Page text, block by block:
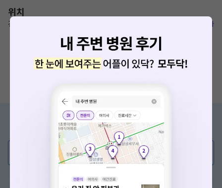
위치
경북 포항시 북구 해동로 303 복사
증상/치료, 궁금한 점이 있나요?
의사가 직접 답해드려요!
💬 무엇이든 물어보세요